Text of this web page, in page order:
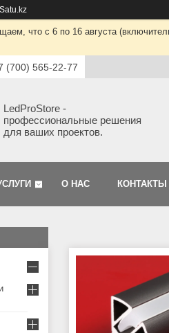
что с 6 по 16 августа
(700) 565-22-77
LedProStore -
профессиональные решения
для ваших проектов.
О НАС КОНТАКТЫ